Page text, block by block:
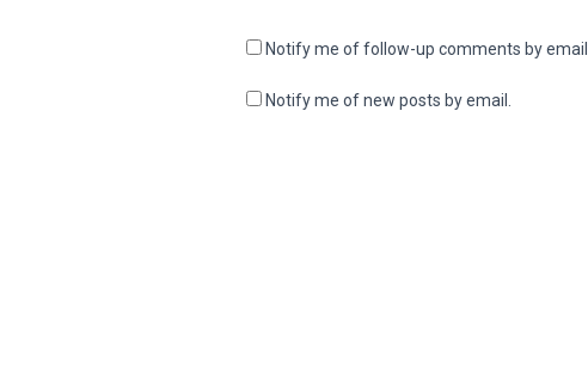
Notify me of follow-up comments by email.
Notify me of new posts by email.